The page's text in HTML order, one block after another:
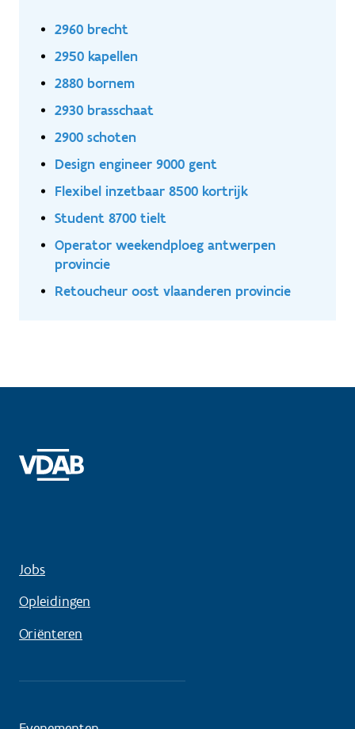
2960 brecht
2950 kapellen
2880 bornem
2930 brasschaat
2900 schoten
Design engineer 9000 gent
Flexibel inzetbaar 8500 kortrijk
Student 8700 tielt
Operator weekendploeg antwerpen
provincie
Retoucheur oost vlaanderen provincie
Jobs
Opleidingen
Oriënteren